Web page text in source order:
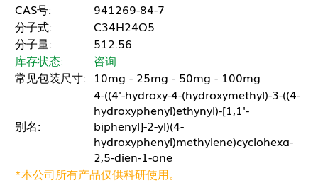
CAS号:
941269-84-7
分子式:
C34H24O5
分子量:
512.56
库存状态:
咨询
常见包装尺寸: 10mg - 25mg - 50mg - 100mg
别名:
4-((4'-hydroxy-4-(hydroxymethyl)-3-((4-
hydroxyphenyl)ethynyl)-[1,1'-
biphenyl]-2-yl)(4-
hydroxyphenyl)methylene)cyclohexa-
2,5-dien-1-one
*本公司所有产品仅供科研使用。